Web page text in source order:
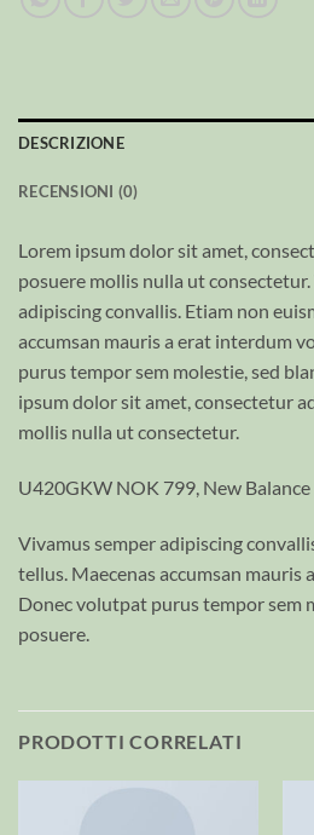
DESCRIZIONE
RECENSIONI (0)
Lorem ipsum dolor sit amet,
posuere mollis nulla ut
adipiscing convallis. Etiam non
accumsan mauris a erat interdum
purus tempor sem molestie, sed
ipsum dolor sit amet, consectetur
mollis nulla ut consectetur.
U420GKW NOK 799, New Balance
Vivamus semper adipiscing
tellus. Maecenas accumsan
Donec volutpat purus tempor sem
posuere.
PRODOTTI CORRELATI